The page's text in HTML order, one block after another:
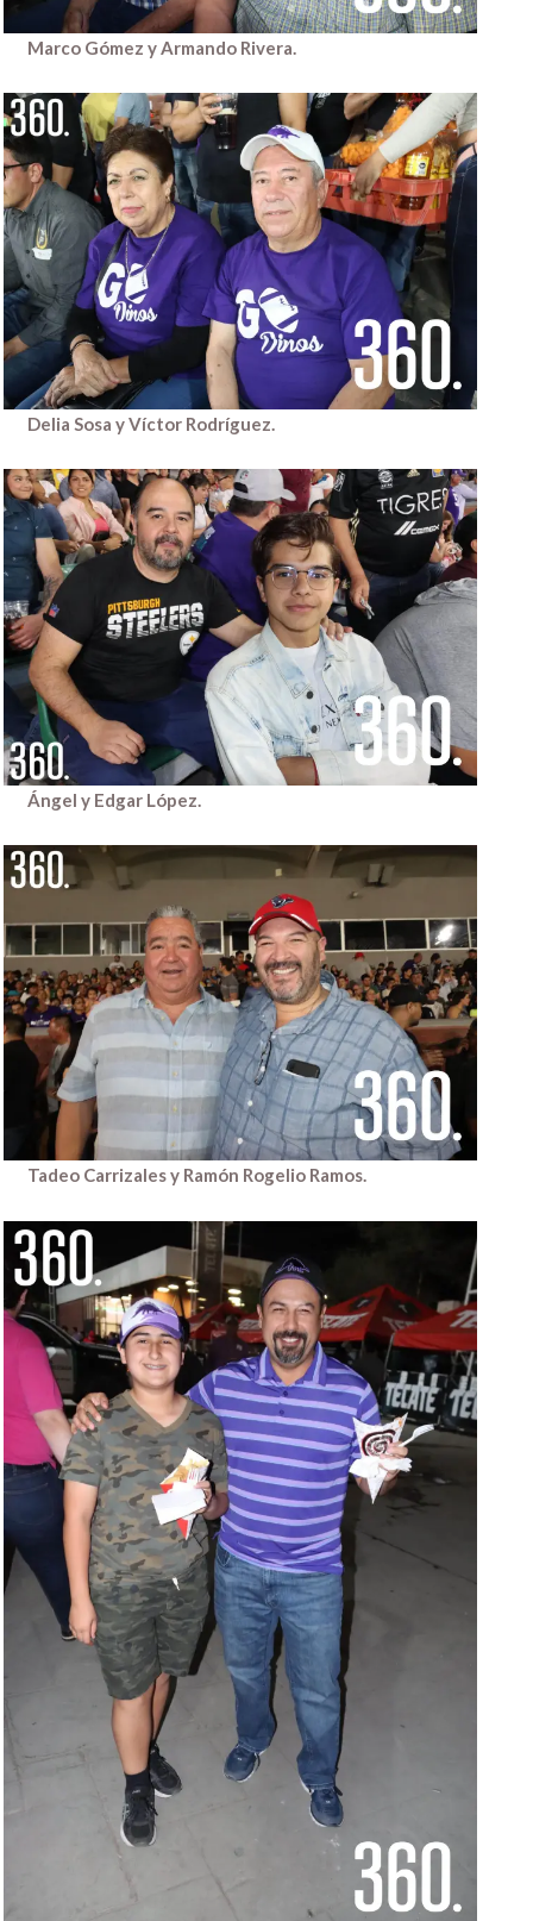
Marco Gómez y Armando Rivera.
Delia Sosa y Víctor Rodríguez.
Ángel y Edgar López.
Tadeo Carrizales y Ramón Rogelio Ramos.